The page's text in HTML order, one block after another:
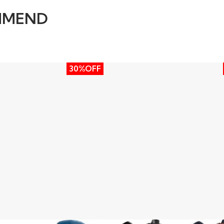
30%OFF